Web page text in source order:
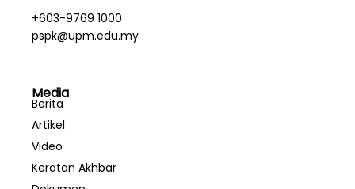
+603-9769 1000
pspk@upm.edu.my
Media
Berita
Artikel
Video
Keratan Akhbar